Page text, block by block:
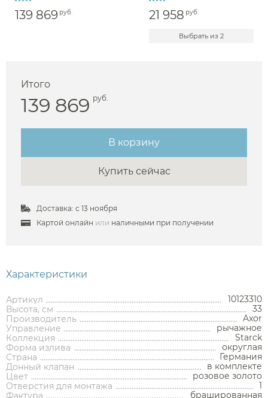
Каталог
Аксессуары
Мебель для ванной
Смесители
Инсталляции
Аксессуары
Ершики
Полки и корзины
Полки для полотенец
Мебель для ванной комнаты
Тумбы под раковину
Смесители
Смесители для раковины
Смесители для раковины встраиваемые
Раковины
Смесители встраиваемые для душа и ванны
Смесители накладные для душа и ванны
Гигиенические души
Мойки и аксессуары
Кухонные мойки
Трапы и сливы
139 869 руб. 21 958 руб.
Выбрать из 2
Итого
139 869 руб.
В корзину
Купить сейчас
Доставка: с 13 ноября
Картой онлайн или наличными при получении
Характеристики
Артикул
10123310
Высота, см
33
Производитель
Axor
Управление
рычажное
Коллекция
Starck
Форма излива
округлая
Страна
Германия
Донный клапан
в комплекте
Цвет
розовое золото
Отверстия для монтажа
1
Фактура
брашированная